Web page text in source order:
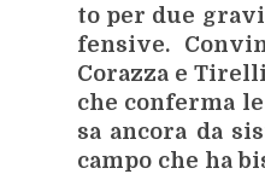
to per due
fen­si­ve.
Co­raz­za e
che con­fer­ma
sa an­co­ra da
cam­po che ha